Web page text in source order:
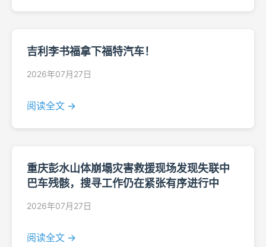
吉利李书福拿下福特汽车！
2026年07月27日
阅读全文 →
重庆彭水山体崩塌灾害救援现场发现失联中
巴车残骸，搜寻工作仍在紧张有序进行中
2026年07月27日
阅读全文 →